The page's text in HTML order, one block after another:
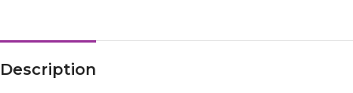
Description